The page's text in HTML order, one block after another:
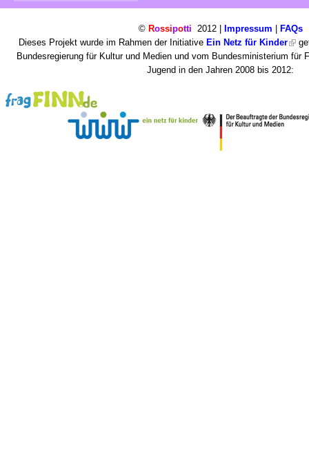
© Rossipotti 2012 | Impressum | FAQs
Dieses Projekt wurde im Rahmen der Initiative Ein Netz für Kinder
Bundesregierung für Kultur und Medien und vom Bundesministerium für
Jugend in den Jahren 2008 bis 2012: